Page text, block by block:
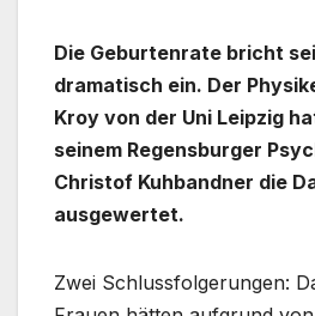
Die Geburtenrate bricht
dramatisch ein. Der
Kroy von der Uni Leipzig
seinem Regensburger
Christof Kuhbandner die
ausgewertet.
Zwei Schlussfolgerungen: